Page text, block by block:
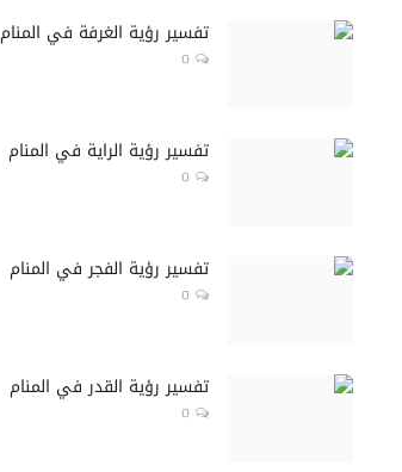
تفسير رؤية الغرفة في المنام
0
تفسير رؤية الراية في المنام
0
تفسير رؤية الفجر في المنام
0
تفسير رؤية القدر في المنام
0